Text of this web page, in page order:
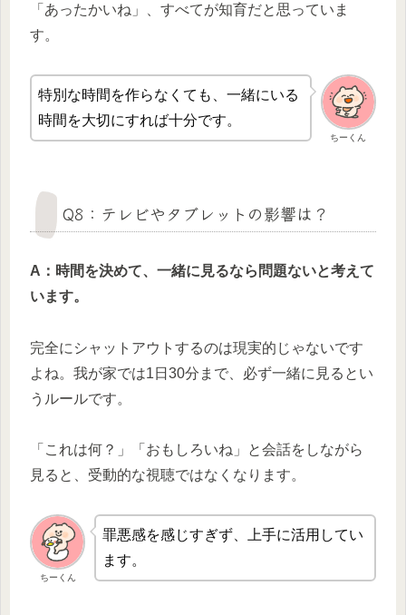
「あったかいね」、すべてが知育だと思っていま
す。
ちーくん
特別な時間を作らなくても、一緒にいる
時間を大切にすれば十分です。
Q8：テレビやタブレットの影響は？
A：時間を決めて、一緒に見るなら問題ないと考えて
います。
完全にシャットアウトするのは現実的じゃないです
よね。我が家では1日30分まで、必ず一緒に見るとい
うルールです。
「これは何？」「おもしろいね」と会話をしながら
見ると、受動的な視聴ではなくなります。
ちーくん
罪悪感を感じすぎず、上手に活用してい
ます。